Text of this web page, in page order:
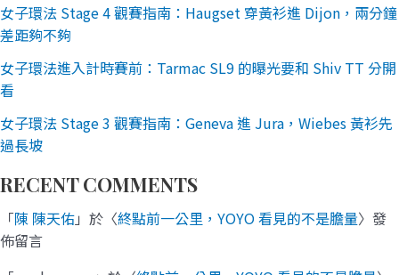
女子環法 Stage 4 觀賽指南：Haugset 穿黃衫進 Dijon，兩分鐘
差距夠不夠
女子環法進入計時賽前：Tarmac SL9 的曝光要和 Shiv TT 分開
看
女子環法 Stage 3 觀賽指南：Geneva 進 Jura，Wiebes 黃衫先
過長坡
RECENT COMMENTS
「陳 陳天佑」於〈終點前一公里，YOYO 看見的不是膽量〉發
佈留言